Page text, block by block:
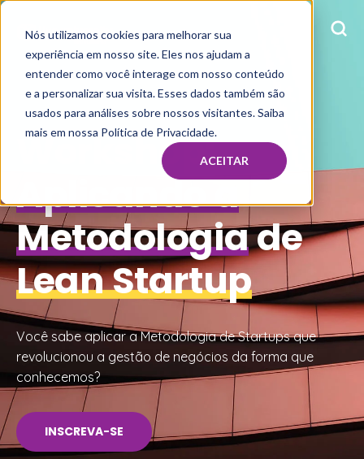
Nós utilizamos cookies para melhorar sua
experiência em nosso site. Eles nos ajudam a
entender como você interage com nosso conteúdo
e a personalizar sua visita. Esses dados também são
usados para análises sobre nossos visitantes. Saiba
mais em nossa Política de Privacidade.
ACEITAR
Workshop:
Aplicando a
Metodologiade
Lean Startup
Você sabe aplicar a Metodologia de Startups que
revolucionou a gestão de negócios da forma que
conhecemos?
INSCREVA-SE